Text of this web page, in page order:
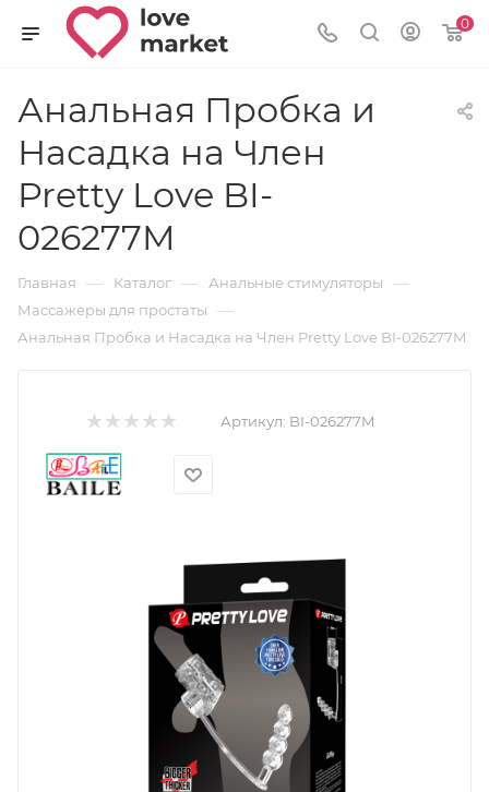
0
Анальная Пробка и
Насадка на Член
Pretty Love BI-
026277M
Главная — Каталог — Анальные стимуляторы —
Массажеры для простаты —
Анальная Пробка и Насадка на Член Pretty Love BI-026277M
Артикул: BI-026277M